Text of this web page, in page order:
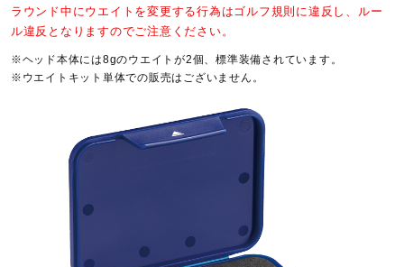
ラウンド中にウエイトを変更する行為はゴルフ規則に違反し、ルー
ル違反となりますのでご注意ください。
※ヘッド本体には8gのウエイトが2個、標準装備されています。
※ウエイトキット単体での販売はございません。